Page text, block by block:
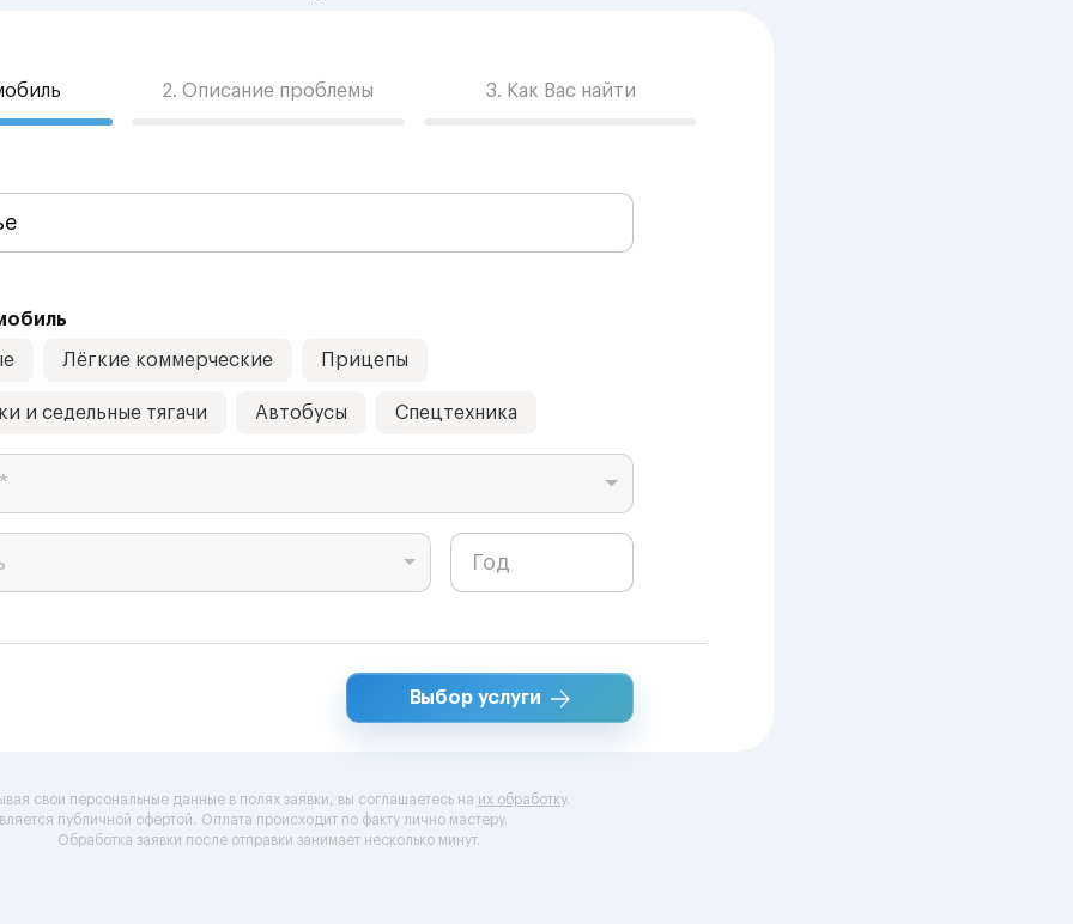
2. Описание проблемы 3. Как Вас найти
Лёгкие коммерческие Прицепы
и седельные тягачи Автобусы Спецтехника
Выбор услуги
свои персональные данные в полях заявки, вы соглашаетесь на их обработку.
публичной офертой. Оплата происходит по факту лично мастеру.
Обработка заявки после отправки занимает несколько минут.